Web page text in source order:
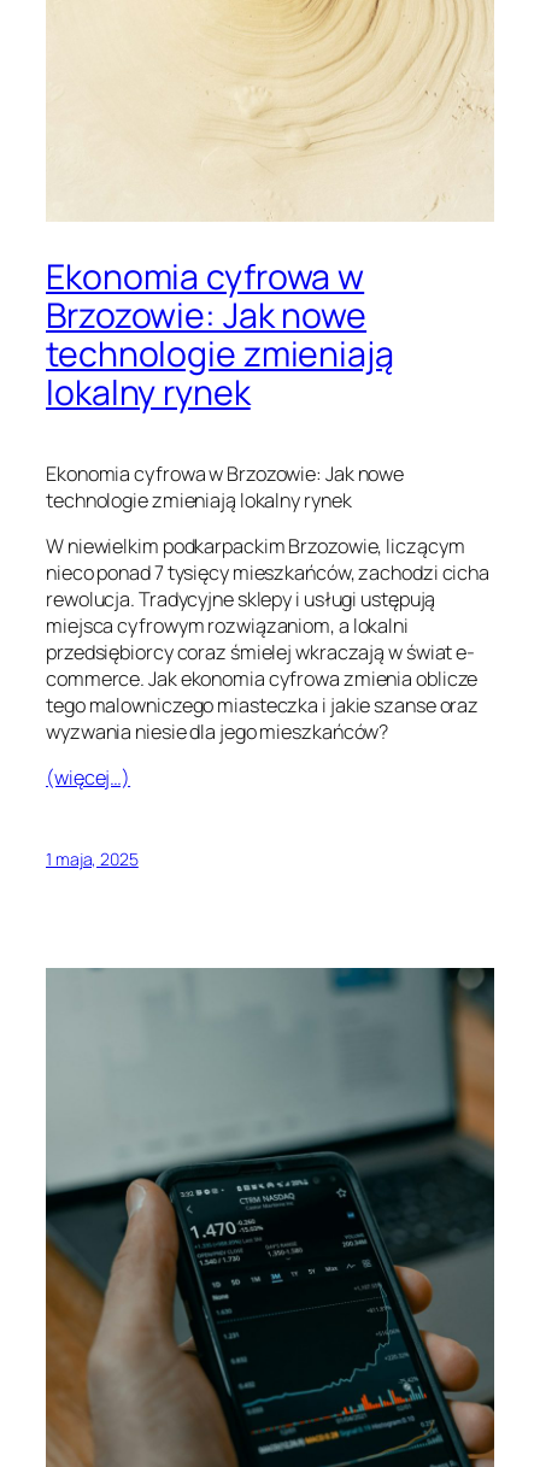
Ekonomia cyfrowa w
Brzozowie: Jak nowe
technologie zmieniają
lokalny rynek
Ekonomia cyfrowa w Brzozowie: Jak nowe
technologie zmieniają lokalny rynek
W niewielkim podkarpackim Brzozowie, liczącym
nieco ponad 7 tysięcy mieszkańców, zachodzi cicha
rewolucja. Tradycyjne sklepy i usługi ustępują
miejsca cyfrowym rozwiązaniom, a lokalni
przedsiębiorcy coraz śmielej wkraczają w świat e-
commerce. Jak ekonomia cyfrowa zmienia oblicze
tego malowniczego miasteczka i jakie szanse oraz
wyzwania niesie dla jego mieszkańców?
(więcej…)
1 maja, 2025